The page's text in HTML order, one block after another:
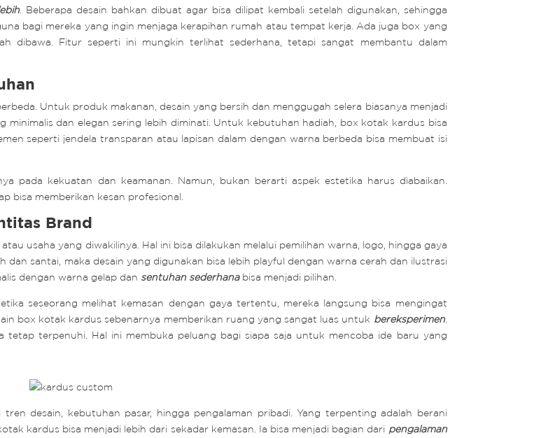
. Beberapa desain bahkan dibuat agar bisa dilipat kembali setelah digunakan, sehingga
bagi mereka yang ingin menjaga kerapihan rumah atau tempat kerja. Ada juga box yang
dibawa. Fitur seperti ini mungkin terlihat sederhana, tetapi sangat membantu dalam
Untuk produk makanan, desain yang bersih dan menggugah selera biasanya menjadi
minimalis dan elegan sering lebih diminati. Untuk kebutuhan hadiah, box kotak kardus bisa
seperti jendela transparan atau lapisan dalam dengan warna berbeda bisa membuat isi
pada kekuatan dan keamanan. Namun, bukan berarti aspek estetika harus diabaikan.
bisa memberikan kesan profesional.
Brand
usaha yang diwakilinya. Hal ini bisa dilakukan melalui pemilihan warna, logo, hingga gaya
santai, maka desain yang digunakan bisa lebih playful dengan warna cerah dan ilustrasi
dengan warna gelap dan sentuhan sederhanabisa menjadi pilihan.
seseorang melihat kemasan dengan gaya tertentu, mereka langsung bisa mengingat
box kotak kardus sebenarnya memberikan ruang yang sangat luas untuk bereksperimen.
terpenuhi. Hal ini membuka peluang bagi siapa saja untuk mencoba ide baru yang
desain, kebutuhan pasar, hingga pengalaman pribadi. Yang terpenting adalah berani
kardus bisa menjadi lebih dari sekadar kemasan. Ia bisa menjadi bagian dari pengalaman